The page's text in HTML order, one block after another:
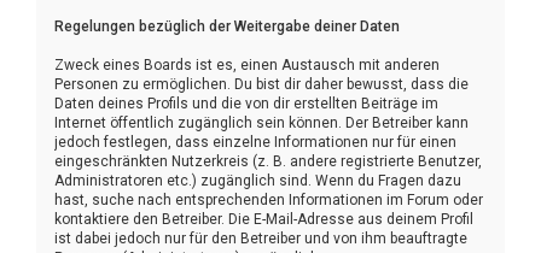
Regelungen bezüglich der Weitergabe deiner Daten
Zweck eines Boards ist es, einen Austausch mit anderen
Personen zu ermöglichen. Du bist dir daher bewusst, dass die
Daten deines Profils und die von dir erstellten Beiträge im
Internet öffentlich zugänglich sein können. Der Betreiber kann
jedoch festlegen, dass einzelne Informationen nur für einen
eingeschränkten Nutzerkreis (z. B. andere registrierte Benutzer,
Administratoren etc.) zugänglich sind. Wenn du Fragen dazu
hast, suche nach entsprechenden Informationen im Forum oder
kontaktiere den Betreiber. Die E-Mail-Adresse aus deinem Profil
ist dabei jedoch nur für den Betreiber und von ihm beauftragte